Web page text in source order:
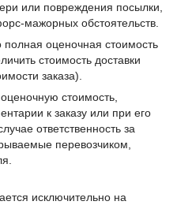
или повреждения посылки,
мажорных обстоятельств.
полная оценочная стоимость
стоимость доставки
заказа).
стоимость,
к заказу или при его
ответственность за
перевозчиком,
исключительно на